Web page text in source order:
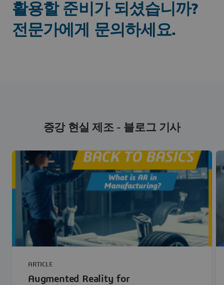
활용할 준비가 되셨습니까?
전문가에게 문의하세요.
증강 현실 제조 - 블로그 기사
ARTICLE
Augmented Reality for